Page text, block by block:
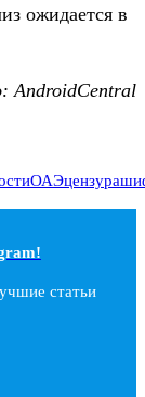
ожидается в
AndroidCentral
ОАЭцензура
статьи